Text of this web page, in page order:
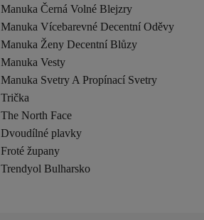
Manuka Černá Volné Blejzry
Manuka Vícebarevné Decentní Oděvy
Manuka Ženy Decentní Blůzy
Manuka Vesty
Manuka Svetry A Propínací Svetry
Trička
The North Face
Dvoudílné plavky
Froté župany
Trendyol Bulharsko